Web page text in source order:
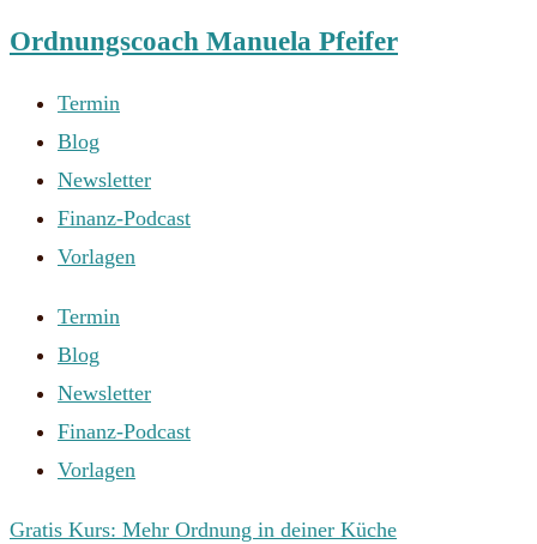
Zum
springen
Ordnungscoach Manuela Pfeifer
Termin
Blog
Newsletter
Finanz-Podcast
Vorlagen
Termin
Blog
Newsletter
Finanz-Podcast
Vorlagen
Gratis Kurs: Mehr Ordnung in deiner Küche